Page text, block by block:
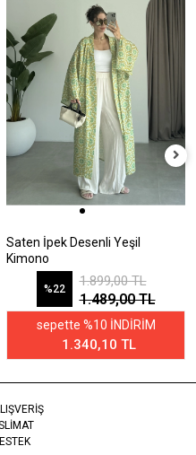
Saten İpek Desenli Yeşil
Kimono
%22
1.899,00 TL
1.489,00 TL
sepette %10 İNDİRİM
1.340,10 TL